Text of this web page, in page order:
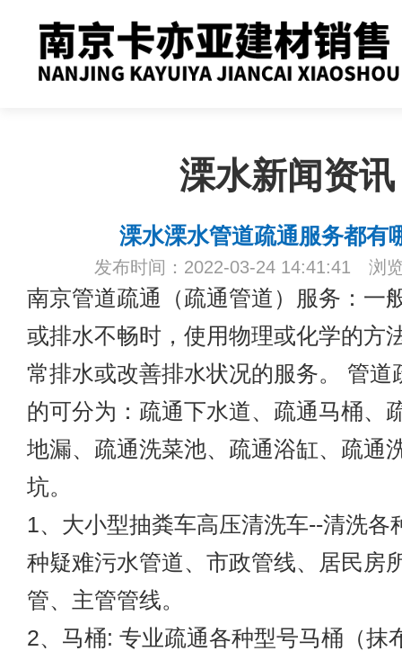
溧水新闻资讯
溧水溧水管道疏通服务都有
发布时间：2022-03-24 14:41:41 浏
南京管道疏通
（疏通管道）服务：一
或排水不畅时，使用物理或化学的方
常排水或改善排水状况的服务。 管道
的可分为：疏通下水道、疏通马桶、
地漏、疏通洗菜池、疏通浴缸、疏通
坑。
1、大小型抽粪车高压清洗车--清洗各
种疑难污水管道、市政管线、居民房
管、主管管线。
2、马桶: 专业疏通各种型号马桶（抹